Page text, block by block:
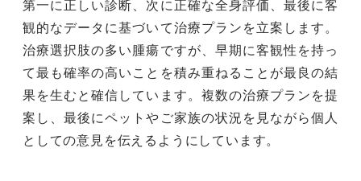
第一に正しい診断、次に正確な全身評価、最後に客
観的なデータに基づいて治療プランを立案します。
治療選択肢の多い腫瘍ですが、早期に客観性を持っ
て最も確率の高いことを積み重ねることが最良の結
果を生むと確信しています。複数の治療プランを提
案し、最後にペットやご家族の状況を見ながら個人
としての意見を伝えるようにしています。